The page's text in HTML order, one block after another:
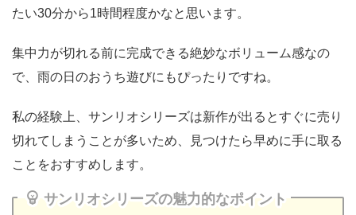
たい30分から1時間程度かなと思います。
集中力が切れる前に完成できる絶妙なボリューム感なの
で、雨の日のおうち遊びにもぴったりですね。
私の経験上、サンリオシリーズは新作が出るとすぐに売り
切れてしまうことが多いため、見つけたら早めに手に取る
ことをおすすめします。
サンリオシリーズの魅力的なポイント